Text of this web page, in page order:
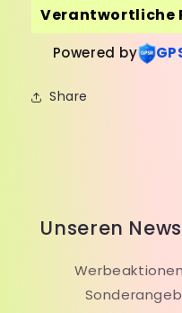
Verantwortliche
Powered by
Share
Unseren